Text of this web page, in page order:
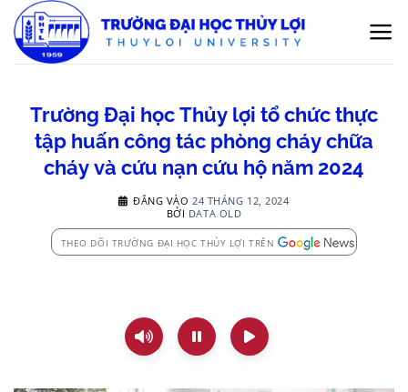
qua
nội
Trường Đại học Thủy lợi tổ chức thực
tập huấn công tác phòng cháy chữa
cháy và cứu nạn cứu hộ năm 2024
ĐĂNG VÀO 24 THÁNG 12, 2024
BỞI DATA OLD
THEO DÕI TRƯỜNG ĐẠI HỌC THỦY LỢI TRÊN